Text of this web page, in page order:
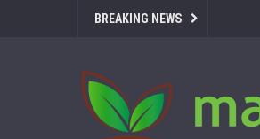
BREAKING NEWS